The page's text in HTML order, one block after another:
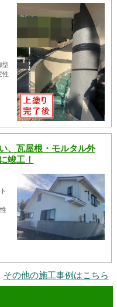
型
性
、瓦屋根・モルタル外
竣工！
その他の施工事例はこちら